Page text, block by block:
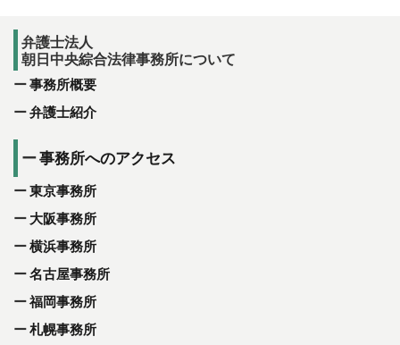
弁護士法人
朝日中央綜合法律事務所について
事務所概要
弁護士紹介
事務所へのアクセス
東京事務所
大阪事務所
横浜事務所
名古屋事務所
福岡事務所
札幌事務所